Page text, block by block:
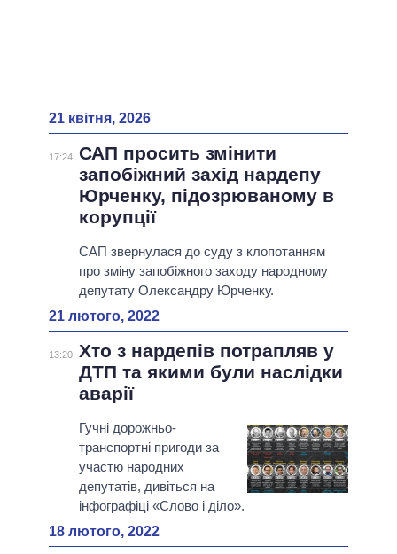
21 квітня, 2026
17:24 САП просить змінити
запобіжний захід нардепу
Юрченку, підозрюваному в
корупції
САП звернулася до суду з клопотанням
про зміну запобіжного заходу народному
депутату Олександру Юрченку.
21 лютого, 2022
13:20 Хто з нардепів потрапляв у
ДТП та якими були наслідки
аварії
Гучні дорожньо-
транспортні пригоди за
участю народних
депутатів, дивіться на
інфографіці «Слово і діло».
18 лютого, 2022